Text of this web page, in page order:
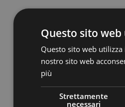
Questo sito
Questo sito web
nostro sito web
più
Strettamente
necessari